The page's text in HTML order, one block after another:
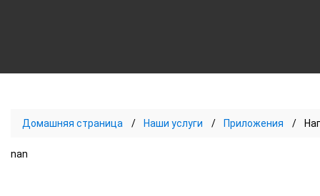
Домашняя страница Наши услуги Приложения
nan